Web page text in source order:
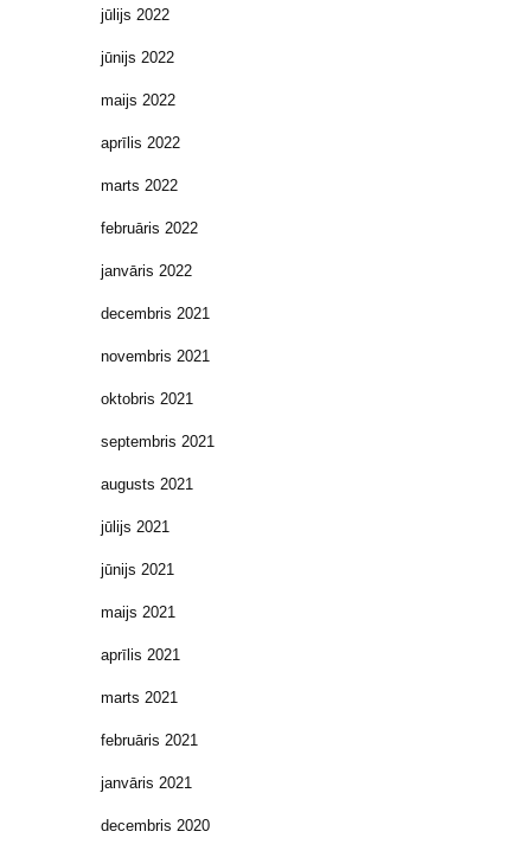
jūlijs 2022
jūnijs 2022
maijs 2022
aprīlis 2022
marts 2022
februāris 2022
janvāris 2022
decembris 2021
novembris 2021
oktobris 2021
septembris 2021
augusts 2021
jūlijs 2021
jūnijs 2021
maijs 2021
aprīlis 2021
marts 2021
februāris 2021
janvāris 2021
decembris 2020